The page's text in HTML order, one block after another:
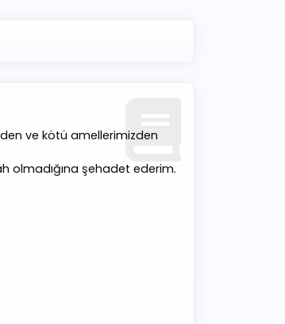
ve kötü amellerimizden
olmadığına şehadet ederim.